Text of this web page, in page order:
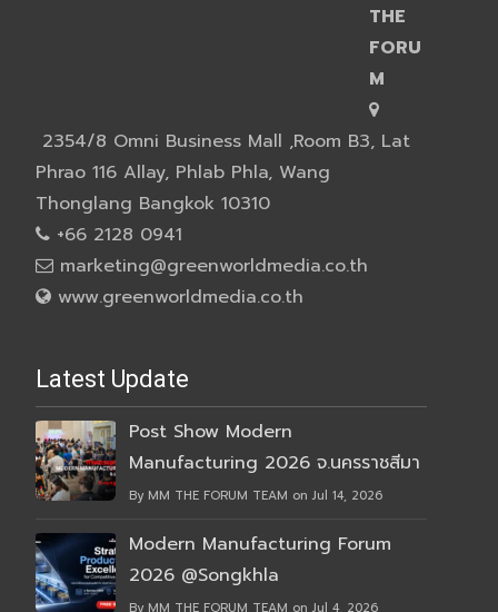
THE
FORU
M
2354/8 Omni Business Mall ,Room B3, Lat
Phrao 116 Allay, Phlab Phla, Wang
Thonglang Bangkok 10310
+66 2128 0941
marketing@greenworldmedia.co.th
www.greenworldmedia.co.th
Latest Update
Post Show Modern
Manufacturing 2026 จ.นครราชสีมา
By MM THE FORUM TEAM on Jul 14, 2026
Modern Manufacturing Forum
2026 @Songkhla
By MM THE FORUM TEAM on Jul 4, 2026